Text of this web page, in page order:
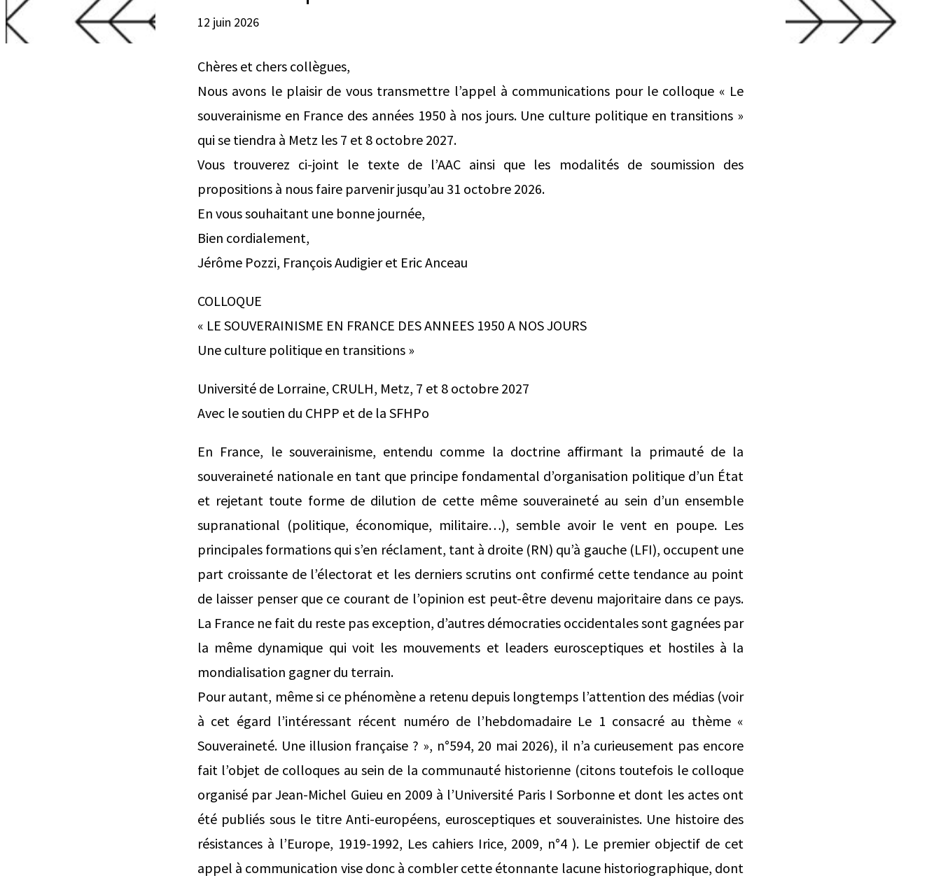
12 juin 2026
Chères et chers collègues,
Nous avons le plaisir de vous transmettre l’appel à communications pour le colloque « Le
souverainisme en France des années 1950 à nos jours. Une culture politique en transitions »
qui se tiendra à Metz les 7 et 8 octobre 2027.
Vous trouverez ci-joint le texte de l’AAC ainsi que les modalités de soumission des
propositions à nous faire parvenir jusqu’au 31 octobre 2026.
En vous souhaitant une bonne journée,
Bien cordialement,
Jérôme Pozzi, François Audigier et Eric Anceau
COLLOQUE
« LE SOUVERAINISME EN FRANCE DES ANNEES 1950 A NOS JOURS
Une culture politique en transitions »
Université de Lorraine, CRULH, Metz, 7 et 8 octobre 2027
Avec le soutien du CHPP et de la SFHPo
En France, le souverainisme, entendu comme la doctrine affirmant la primauté de la
souveraineté nationale en tant que principe fondamental d’organisation politique d’un État
et rejetant toute forme de dilution de cette même souveraineté au sein d’un ensemble
supranational (politique, économique, militaire…), semble avoir le vent en poupe. Les
principales formations qui s’en réclament, tant à droite (RN) qu’à gauche (LFI), occupent une
part croissante de l’électorat et les derniers scrutins ont confirmé cette tendance au point
de laisser penser que ce courant de l’opinion est peut-être devenu majoritaire dans ce pays.
La France ne fait du reste pas exception, d’autres démocraties occidentales sont gagnées par
la même dynamique qui voit les mouvements et leaders eurosceptiques et hostiles à la
mondialisation gagner du terrain.
Pour autant, même si ce phénomène a retenu depuis longtemps l’attention des médias (voir
à cet égard l’intéressant récent numéro de l’hebdomadaire Le 1 consacré au thème «
Souveraineté. Une illusion française ? », n°594, 20 mai 2026), il n’a curieusement pas encore
fait l’objet de colloques au sein de la communauté historienne (citons toutefois le colloque
organisé par Jean-Michel Guieu en 2009 à l’Université Paris I Sorbonne et dont les actes ont
été publiés sous le titre Anti-européens, eurosceptiques et souverainistes. Une histoire des
résistances à l’Europe, 1919-1992, Les cahiers Irice, 2009, n°4 ). Le premier objectif de cet
appel à communication vise donc à combler cette étonnante lacune historiographique, dont